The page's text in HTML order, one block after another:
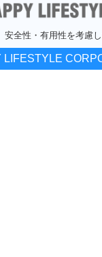
安全性・有用性を考慮